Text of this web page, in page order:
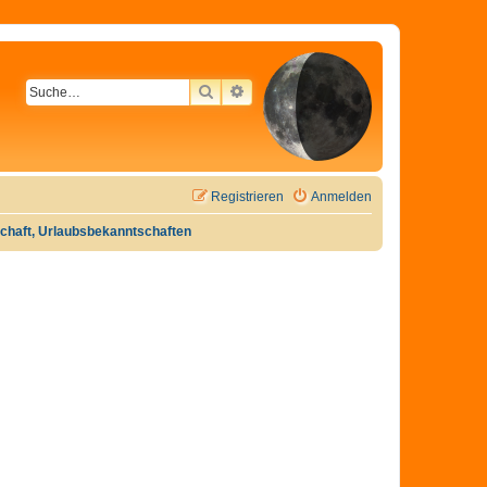
SUCHEERWEITERTE SUCHE
Anmelden
Registrieren
Urlaubsbekanntschaften